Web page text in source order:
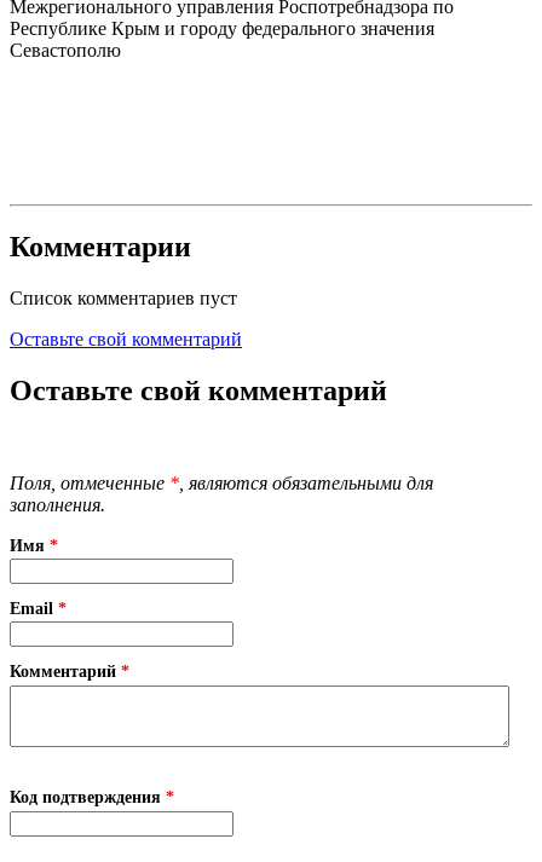
Межрегионального управления Роспотребнадзора по
Республике Крым и городу федерального значения
Севастополю
Комментарии
Список комментариев пуст
Оставьте свой комментарий
Оставьте свой комментарий
Поля, отмеченные * , являются обязательными для
заполнения.
Имя *
Email *
Комментарий *
Код подтверждения *